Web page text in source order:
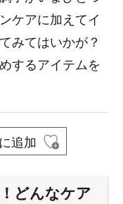
ケアに加えてイ
みてはいかが？
するアイテムを
追加
どんなケア